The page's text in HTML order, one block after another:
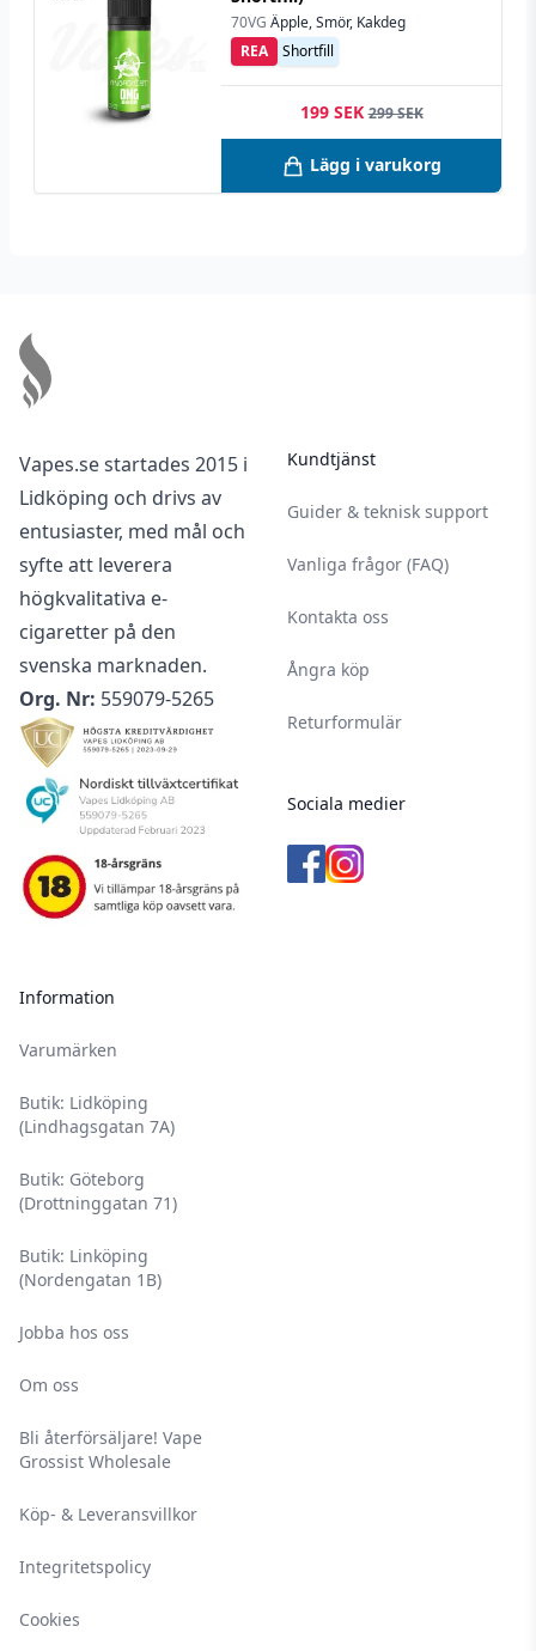
70VG Äpple, Smör, Kakdeg
Shortfill
REA
199 SEK 299 SEK
Lägg i varukorg
Vapes.se startades 2015 i
Lidköping och drivs av
entusiaster, med mål och
syfte att leverera
högkvalitativa e-
cigaretter på den
svenska marknaden.
Org. Nr: 559079-5265
Information
Varumärken
Butik: Lidköping
(Lindhagsgatan 7A)
Butik: Göteborg
(Drottninggatan 71)
Butik: Linköping
(Nordengatan 1B)
Jobba hos oss
Om oss
Bli återförsäljare! Vape
Grossist Wholesale
Köp- & Leveransvillkor
Integritetspolicy
Cookies
Kundtjänst
Guider & teknisk support
Vanliga frågor (FAQ)
Kontakta oss
Ångra köp
Returformulär
Sociala medier